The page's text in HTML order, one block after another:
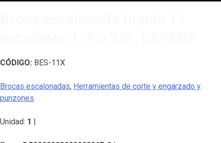
CÓDIGO: BES-11X
Brocas escalonadas, Herramientas de corte y engarzado y
punzones
Unidad: 1 |